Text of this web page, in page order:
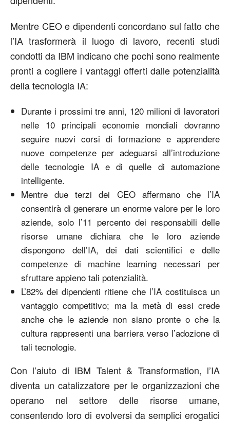
Mentre CEO e dipendenti concordano sul fatto che
l’IA trasformerà il luogo di lavoro, recenti studi
condotti da IBM indicano che pochi sono realmente
pronti a cogliere i vantaggi offerti dalle potenzialità
della tecnologia IA:
Durante i prossimi tre anni, 120 milioni di lavoratori
nelle 10 principali economie mondiali dovranno
seguire nuovi corsi di formazione e apprendere
nuove competenze per adeguarsi all’introduzione
delle tecnologie IA e di quelle di automazione
intelligente.
Mentre due terzi dei CEO affermano che l’IA
consentirà di generare un enorme valore per le loro
aziende, solo l’11 percento dei responsabili delle
risorse umane dichiara che le loro aziende
dispongono dell’IA, dei dati scientifici e delle
competenze di machine learning necessari per
sfruttare appieno tali potenzialità.
L’82% dei dipendenti ritiene che l’IA costituisca un
vantaggio competitivo; ma la metà di essi crede
anche che le aziende non siano pronte o che la
cultura rappresenti una barriera verso l’adozione di
tali tecnologie.
Con l’aiuto di IBM Talent & Transformation, l’IA
diventa un catalizzatore per le organizzazioni che
operano nel settore delle risorse umane,
consentendo loro di evolversi da semplici erogatici